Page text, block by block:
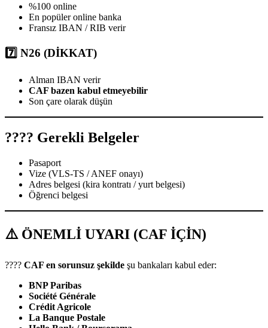
%100 online
En popüler online banka
Fransız IBAN / RIB verir
7️⃣ N26 (DİKKAT)
Alman IBAN verir
CAF bazen kabul etmeyebilir
Son çare olarak düşün
???? Gerekli Belgeler
Pasaport
Vize (VLS-TS / ANEF onayı)
Adres belgesi (kira kontratı / yurt belgesi)
Öğrenci belgesi
⚠️ ÖNEMLİ UYARI (CAF İÇİN)
???? CAF en sorunsuz şekilde şu bankaları kabul eder:
BNP Paribas
Société Générale
Crédit Agricole
La Banque Postale